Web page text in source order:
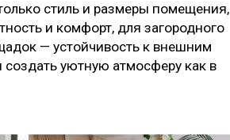
стиль и размеры помещения,
и комфорт, для загородного
— устойчивость к внешним
уютную атмосферу как в